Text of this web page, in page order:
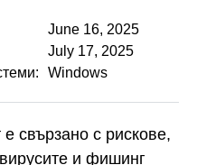
June 16, 2025
July 17, 2025
Windows
свързано с рискове,
и фишинг